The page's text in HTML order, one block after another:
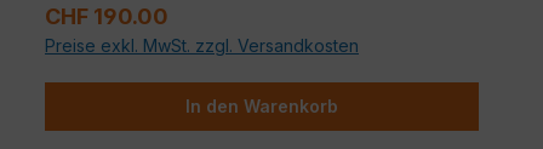
die komplexesten, unentdeckten Bedrohungen
aufzuspüren und zu neutralisieren.
Regulärer Preis:
CHF 190.00
Preise exkl. MwSt. zzgl. Versandkosten
In den Warenkorb